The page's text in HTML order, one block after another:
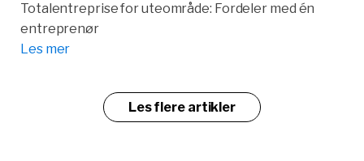
Totalentreprise for uteområde: Fordeler med én
entreprenør
Les mer
Les flere artikler